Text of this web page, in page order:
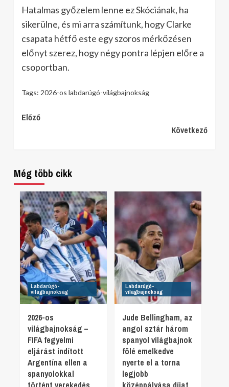
Hatalmas győzelem lenne ez Skóciának, ha
sikerülne, és mi arra számítunk, hogy Clarke
csapata hétfő este egy szoros mérkőzésen
előnyt szerez, hogy négy pontra lépjen előre a
csoportban.
Tags: 2026-os labdarúgó-világbajnokság
Continue
Előző
Következő
Még több cikk
Labdarúgó-
világbajnokság
2026-os
világbajnokság –
FIFA fegyelmi
eljárást indított
Argentína ellen a
spanyolokkal
Labdarúgó-
világbajnokság
Jude Bellingham, az
angol sztár három
spanyol világbajnok
fölé emelkedve
nyerte el a torna
legjobb